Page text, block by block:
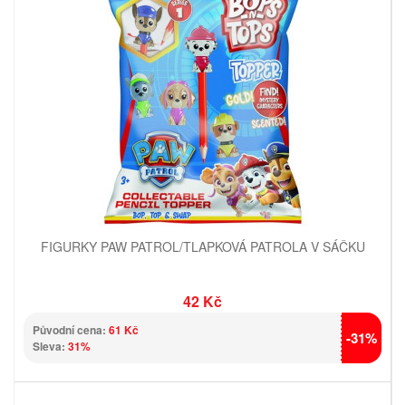
FIGURKY PAW PATROL/TLAPKOVÁ PATROLA V SÁČKU
42 Kč
Původní cena: 61 Kč
Sleva: 31% -31%